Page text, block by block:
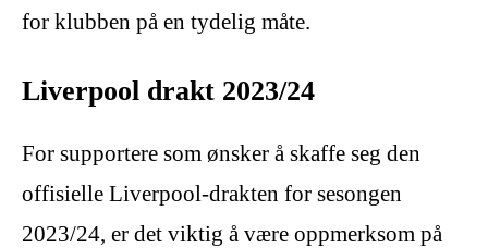
for klubben på en tydelig måte.
Liverpool drakt 2023/24
For supportere som ønsker å skaffe seg den
offisielle Liverpool-drakten for sesongen
2023/24, er det viktig å være oppmerksom på